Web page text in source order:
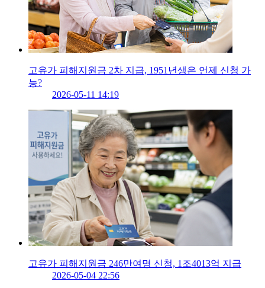
고유가 피해지원금 2차 지급, 1951년생은 언제 신청 가
능?
2026-05-11 14:19
고유가 피해지원금 246만여명 신청, 1조4013억 지급
2026-05-04 22:56